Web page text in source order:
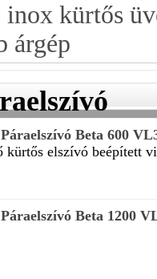
inox kürtős
árgép
Beta 600
kürtős elszívó beépített
Beta 1200